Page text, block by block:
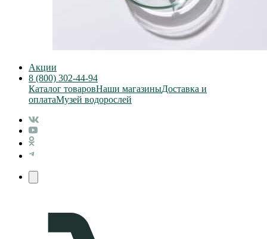
Акции
8 (800) 302-44-94
Каталог товаровНаши магазиныДоставка и
оплатаМузей водорослей